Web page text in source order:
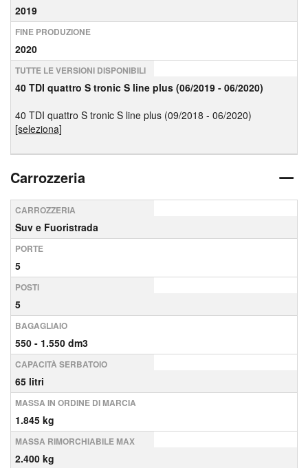
2019
FINE PRODUZIONE
2020
TUTTE LE VERSIONI DISPONIBILI
40 TDI quattro S tronic S line plus (06/2019 - 06/2020)
40 TDI quattro S tronic S line plus (09/2018 - 06/2020)
[seleziona]
Carrozzeria
CARROZZERIA
Suv e Fuoristrada
PORTE
5
POSTI
5
BAGAGLIAIO
550 - 1.550 dm3
CAPACITÀ SERBATOIO
65 litri
MASSA IN ORDINE DI MARCIA
1.845 kg
MASSA RIMORCHIABILE MAX
2.400 kg